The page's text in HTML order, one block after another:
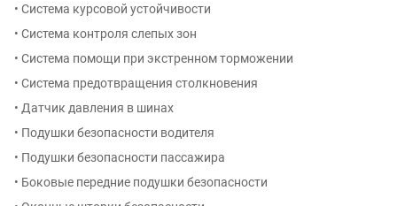
• Система курсовой устойчивости
• Система контроля слепых зон
• Система помощи при экстренном торможении
• Система предотвращения столкновения
• Датчик давления в шинах
• Подушки безопасности водителя
• Подушки безопасности пассажира
• Боковые передние подушки безопасности